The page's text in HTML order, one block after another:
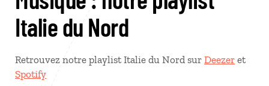
Italie du Nord
Retrouvez notre playlist Italie du Nord sur Deezer et
Spotify